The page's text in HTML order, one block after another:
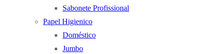
Sabonete Profissional
Papel Higienico
Doméstico
Jumbo